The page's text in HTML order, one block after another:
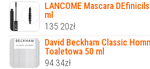
LANCOME Mascara
ml
135.20zł
David Beckham Classic
Toaletowa 50 ml
94.34zł